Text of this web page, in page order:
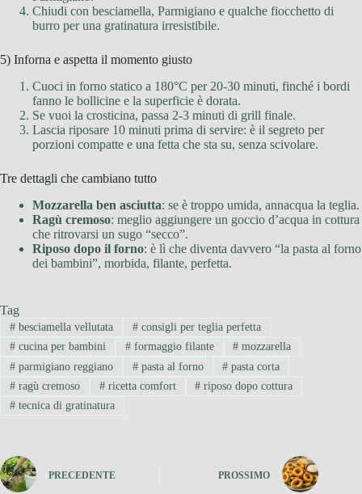
Chiudi con besciamella, Parmigiano e qualche fiocchetto di
burro per una gratinatura irresistibile.
5) Inforna e aspetta il momento giusto
Cuoci in forno statico a 180°C per 20-30 minuti, finché i bordi
fanno le bollicine e la superficie è dorata.
Se vuoi la crosticina, passa 2-3 minuti di grill finale.
Lascia riposare 10 minuti prima di servire: è il segreto per
porzioni compatte e una fetta che sta su, senza scivolare.
Tre dettagli che cambiano tutto
Mozzarella ben asciutta: se è troppo umida, annacqua la teglia.
Ragù cremoso: meglio aggiungere un goccio d’acqua in cottura
che ritrovarsi un sugo “secco”.
Riposo dopo il forno: è lì che diventa davvero “la pasta al forno
dei bambini”, morbida, filante, perfetta.
Tag
#besciamella vellutata #consigli per teglia perfetta
#cucina per bambini #formaggio filante # mozzarella
#parmigiano reggiano #pasta al forno # pasta corta
#ragù cremoso #ricetta comfort # riposo dopo cottura
#tecnica di gratinatura
PRECEDENTE PROSSIMO